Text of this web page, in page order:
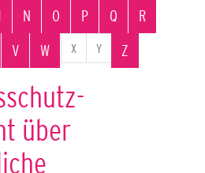
N O P Q
R
V W X Y Z
über